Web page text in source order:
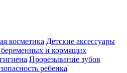
косметика Детские аксессуары
и кормящих
Прорезывание зубов
ребенка